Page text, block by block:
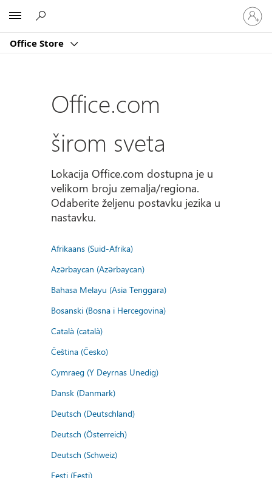
Office Store
Prijavite
se
na
Office.com
širom sveta
Lokacija Office.com dostupna je u
velikom broju zemalja/regiona.
Odaberite željenu postavku jezika u
nastavku.
Afrikaans (Suid-Afrika)
Azərbaycan (Azərbaycan)
Bahasa Melayu (Asia Tenggara)
Bosanski (Bosna i Hercegovina)
Català (català)
Čeština (Česko)
Cymraeg (Y Deyrnas Unedig)
Dansk (Danmark)
Deutsch (Deutschland)
Deutsch (Österreich)
Deutsch (Schweiz)
Eesti (Eesti)